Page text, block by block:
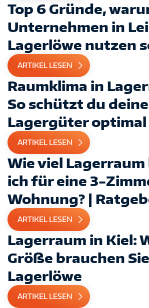
Top 6 Gründe,
Unternehmen in
Lagerlöwe nutzen
ARTIKEL LESEN
Raumklima in
So schützt du deine
Lagergüter optimal
ARTIKEL LESEN
Wie viel
ich für eine 3-
Wohnung? |
ARTIKEL LESEN
Lagerraum in Kiel:
Größe brauchen
Lagerlöwe
ARTIKEL LESEN